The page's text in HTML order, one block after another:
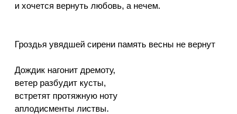
и хочется вернуть любовь, а нечем.
Гроздья увядшей сирени память весны не вернут
Дождик нагонит дремоту,
ветер разбудит кусты,
встретят протяжную ноту
аплодисменты листвы.